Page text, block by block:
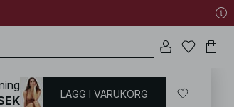
/ Bikiniöverdelar / Bikinis med bygel
LÄGG I VARUKORG